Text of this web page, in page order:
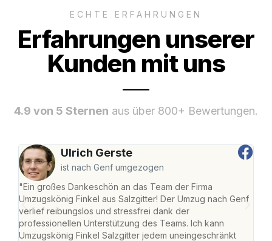
ECHTE ERFAHRUNGEN
Erfahrungen unserer
Kunden mit uns
4.9 von 5 Sternen aus über 800+ Bewertungen.
Ulrich Gerste
ist nach Genf umgezogen
"Ein großes Dankeschön an das Team der Firma
Umzugskönig Finkel aus Salzgitter! Der Umzug nach Genf
verlief reibungslos und stressfrei dank der
professionellen Unterstützung des Teams. Ich kann
Umzugskönig Finkel Salzgitter jedem uneingeschränkt